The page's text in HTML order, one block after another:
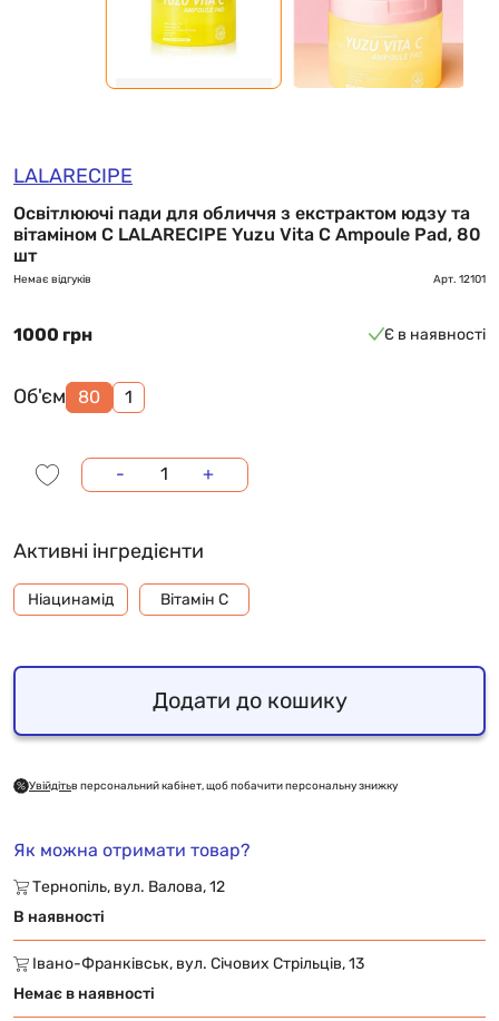
LALARECIPE
Освітлюючі пади для обличчя з екстрактом юдзу та
вітаміном C LALARECIPE Yuzu Vita C Ampoule Pad, 80
шт
Немає відгуків Арт. 12101
1000 грн Є в наявності
Об'єм 80 1
- +
Активні інгредієнти
Ніацинамід Вітамін С
Додати до кошику
Увійдітьв персональний кабінет, щоб побачити персональну знижку
Як можна отримати товар?
Тернопіль, вул. Валова, 12
В наявності
Івано-Франківськ, вул. Січових Стрільців, 13
Немає в наявності